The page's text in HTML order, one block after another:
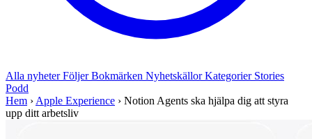
Alla nyheterFöljerBokmärken NyhetskällorKategorier Stories
Podd
Hem › Apple Experience › Notion Agents ska hjälpa dig att styra
upp ditt arbetsliv